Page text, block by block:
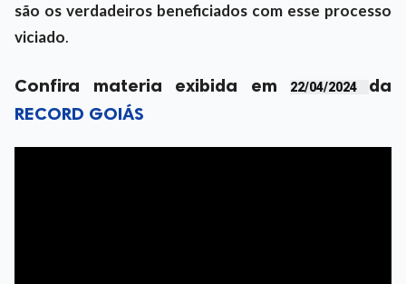
são os verdadeiros beneficiados com esse processo
viciado.
Confira materia exibida em 22/04/2024 da
RECORD GOIÁS